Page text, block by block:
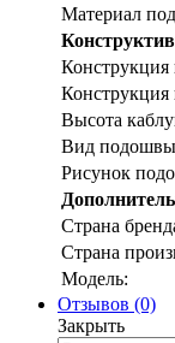
Материал
Конструкция
Конструкция
Высота
Вид подошвы
Рисунок
Страна
Страна
Модель:
Отзывов (0)
Закрыть